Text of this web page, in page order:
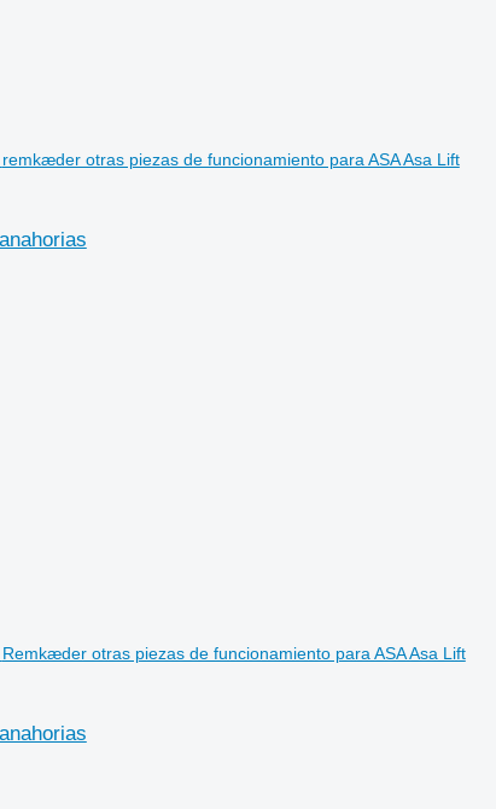
remkæder otras piezas de funcionamiento para ASA Asa Lift
Remkæder otras piezas de funcionamiento para ASA Asa Lift